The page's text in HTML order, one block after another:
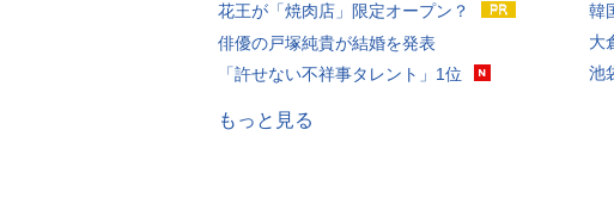
花王が「焼肉店」限定オープン？
俳優の戸塚純貴が結婚を発表
「許せない不祥事タレント」1位
韓
大
池
もっと見る